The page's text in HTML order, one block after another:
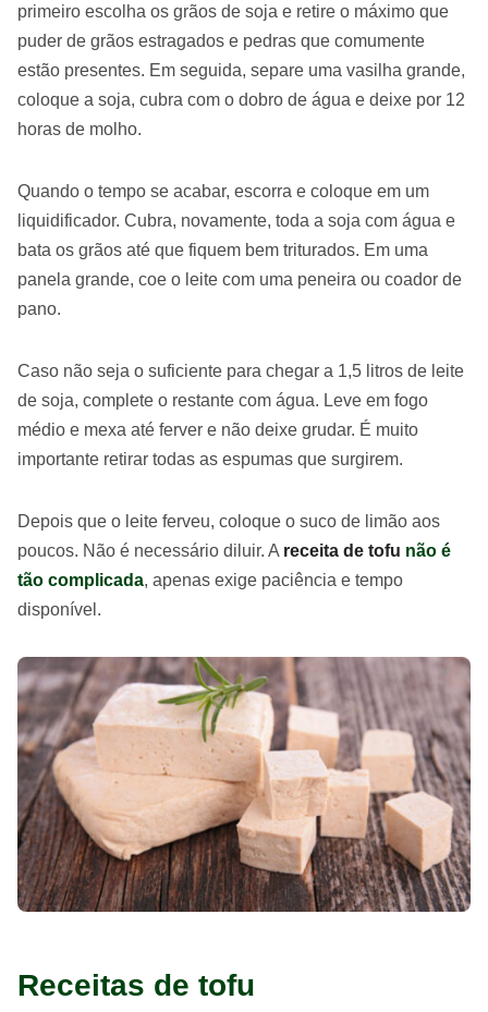
primeiro escolha os grãos de soja e retire o máximo que
puder de grãos estragados e pedras que comumente
estão presentes. Em seguida, separe uma vasilha grande,
coloque a soja, cubra com o dobro de água e deixe por 12
horas de molho.
Quando o tempo se acabar, escorra e coloque em um
liquidificador. Cubra, novamente, toda a soja com água e
bata os grãos até que fiquem bem triturados. Em uma
panela grande, coe o leite com uma peneira ou coador de
pano.
Caso não seja o suficiente para chegar a 1,5 litros de leite
de soja, complete o restante com água. Leve em fogo
médio e mexa até ferver e não deixe grudar. É muito
importante retirar todas as espumas que surgirem.
Depois que o leite ferveu, coloque o suco de limão aos
poucos. Não é necessário diluir. A receita de tofu não é
tão complicada, apenas exige paciência e tempo
disponível.
Receitas de tofu